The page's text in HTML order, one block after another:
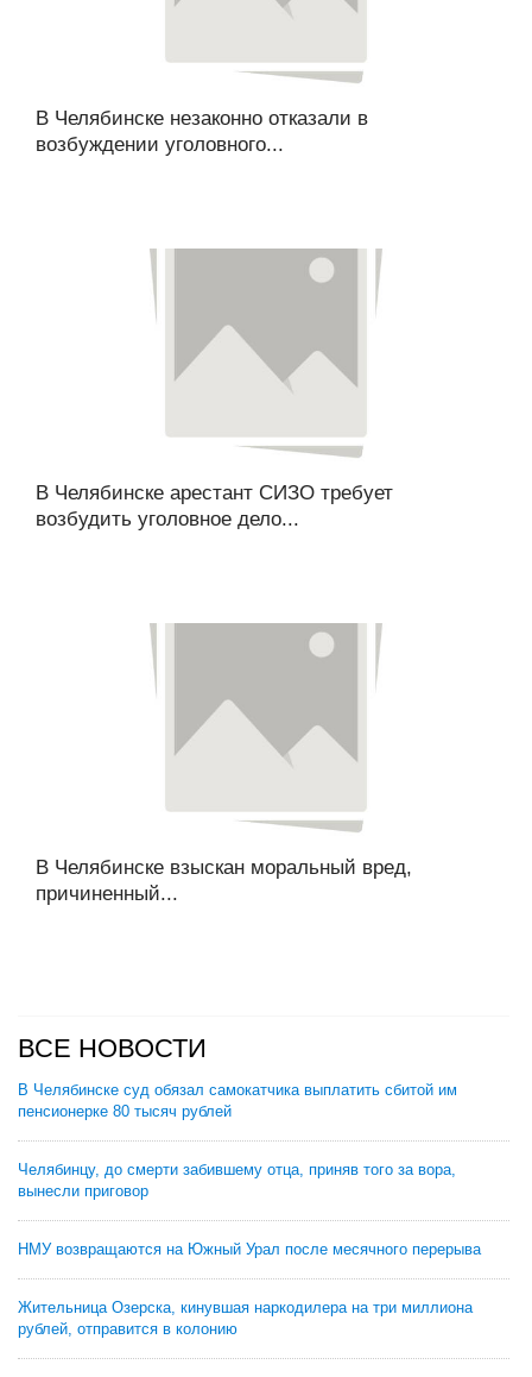
В Челябинске незаконно отказали в
возбуждении уголовного...
В Челябинске арестант СИЗО требует
возбудить уголовное дело...
В Челябинске взыскан моральный вред,
причиненный...
ВСЕ НОВОСТИ
В Челябинске суд обязал самокатчика выплатить сбитой им
пенсионерке 80 тысяч рублей
Челябинцу, до смерти забившему отца, приняв того за вора,
вынесли приговор
НМУ возвращаются на Южный Урал после месячного перерыва
Жительница Озерска, кинувшая наркодилера на три миллиона
рублей, отправится в колонию